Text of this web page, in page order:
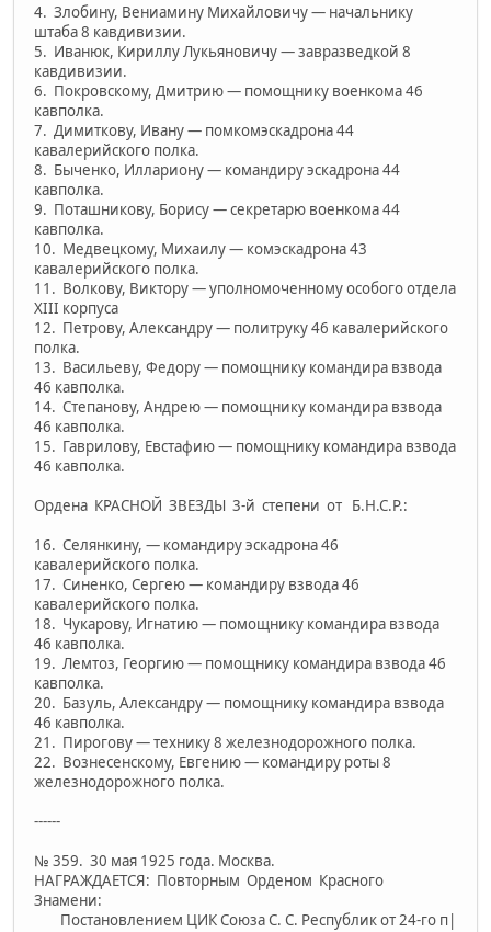
4. Злобину, Вениамину Михайловичу — начальнику
штаба 8 кавдивизии.
5. Иванюк, Кириллу Лукьяновичу — завразведкой 8
кавдивизии.
6. Покровскому, Дмитрию — помощнику военкома 46
кавполка.
7. Димиткову, Ивану — помкомэскадрона 44
кавалерийского полка.
8. Быченко, Иллариону — командиру эскадрона 44
кавполка.
9. Поташникову, Борису — секретарю военкома 44
кавполка.
10. Медвецкому, Михаилу — комэскадрона 43
кавалерийского полка.
11. Волкову, Виктору — уполномоченному особого отдела
XIII кор­пуса
12. Петрову, Александру — политруку 46 кавалерийского
полка.
13. Васильеву, Федору — помощнику командира взвода
46 кавполка.
14. Степанову, Андрею — помощнику командира взвода
46 кавполка.
15. Гаврилову, Евстафию — помощнику командира взвода
46 кавполка.
Ордена КРАСНОЙ ЗВЕЗДЫ 3-й степени от Б.Н.С.Р.:
16. Селянкину, — командиру эскадрона 46
кавалерийского полка.
17. Синенко, Сергею — командиру взвода 46
кавалерийского полка.
18. Чукарову, Игнатию — помощнику командира взвода
46 кавполка.
19. Лемтоз, Георгию — помощнику командира взвода 46
кавполка.
20. Базуль, Александру — помощнику командира взвода
46 кавполка.
21. Пирогову — технику 8 железнодорожного полка.
22. Вознесенскому, Евгению — командиру роты 8
железнодорожного полка.
------
№ 359. 30 мая 1925 года. Москва.
НАГРАЖДАЕТСЯ: Повторным Орденом Красного
Знамени:
Постановлением ЦИК Союза С. С. Республик от 24-го п|